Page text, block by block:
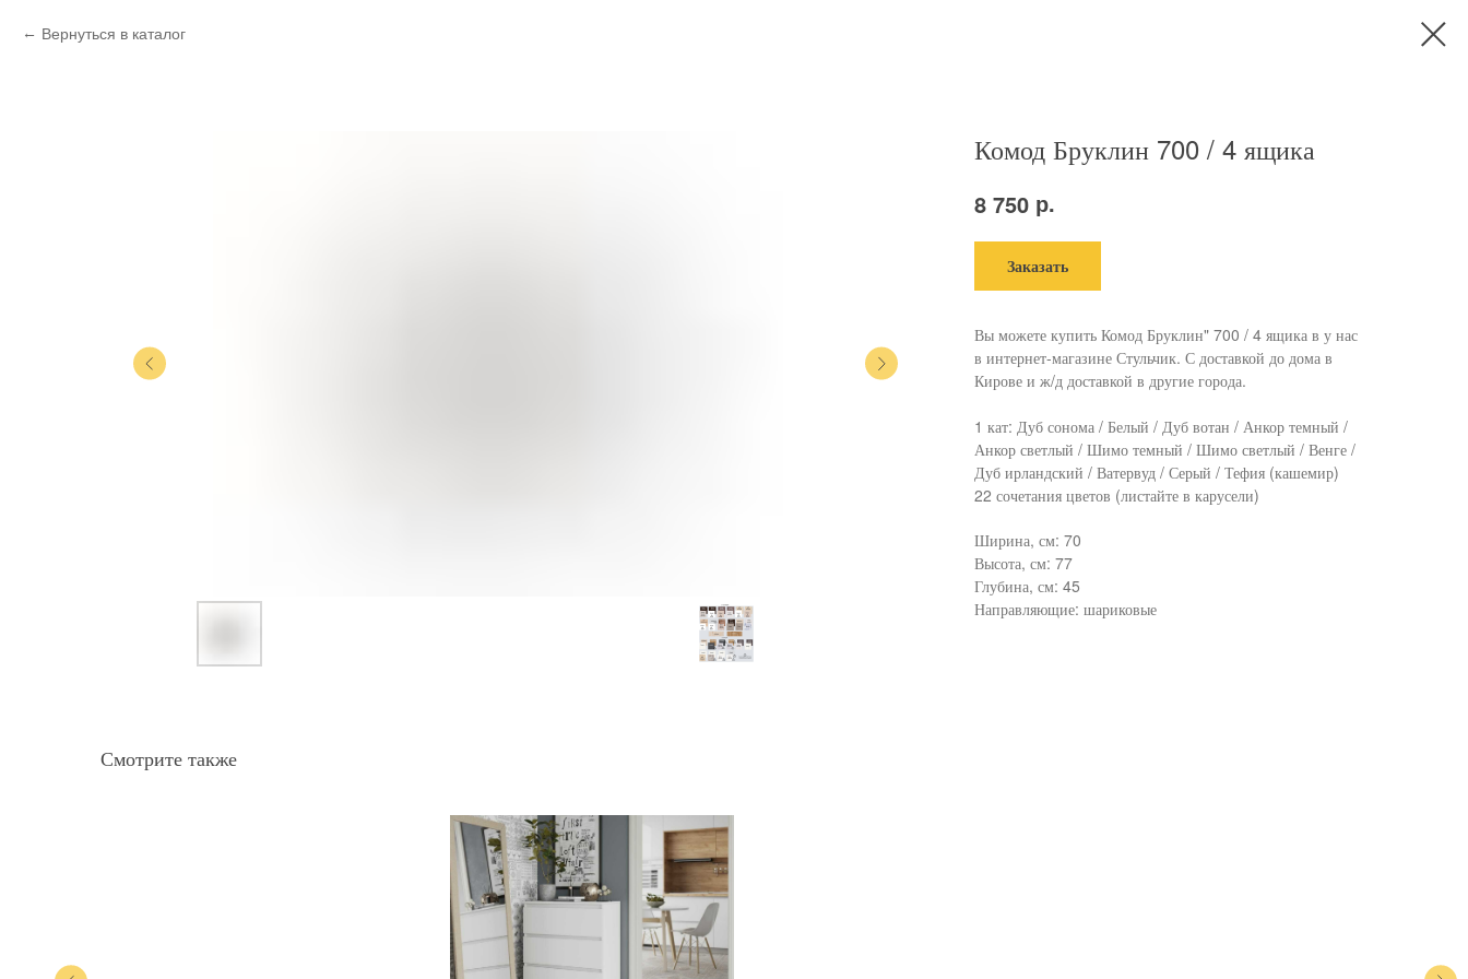
Вернуться в каталог
Комод Бруклин 700 / 4 ящика
8 750 р.
Заказать
Вы можете купить Комод Бруклин" 700 / 4 ящика в у нас
в интернет-магазине Стульчик. С доставкой до дома в
Кирове и ж/д доставкой в другие города.
1 кат: Дуб сонома / Белый / Дуб вотан / Анкор темный /
Анкор светлый / Шимо темный / Шимо светлый / Венге /
Дуб ирландский / Ватервуд / Серый / Тефия (кашемир)
22 сочетания цветов (листайте в карусели)
Ширина, см: 70
Высота, см: 77
Глубина, см: 45
Направляющие: шариковые
Смотрите также